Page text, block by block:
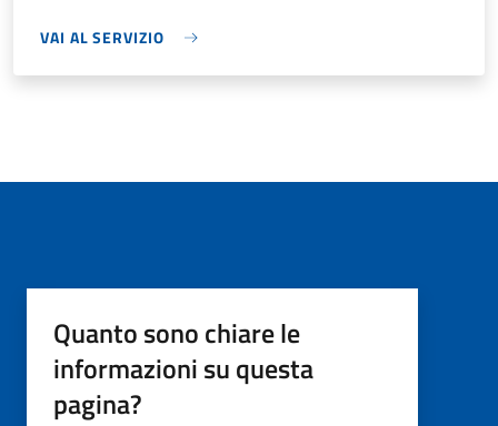
VAI AL SERVIZIO
Quanto sono chiare le
informazioni su questa
pagina?